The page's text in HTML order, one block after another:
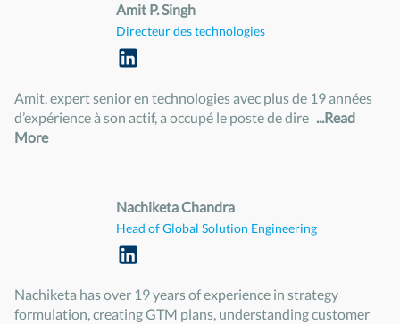
Amit P. Singh
Directeur des technologies
Amit, expert senior en technologies avec plus de 19 années
d’expérience à son actif, a occupé le poste de dire ...Read
More
Nachiketa Chandra
Head of Global Solution Engineering
Nachiketa has over 19 years of experience in strategy
formulation, creating GTM plans, understanding customer